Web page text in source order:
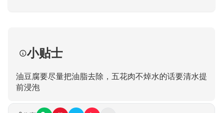
小贴士
油豆腐要尽量把油脂去除，五花肉不焯水的话要清水提
前浸泡